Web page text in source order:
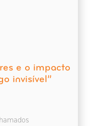
e o impacto
invisível”